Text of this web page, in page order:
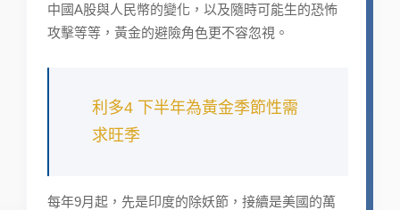
中國A股與人民幣的變化，以及隨時可能生的恐怖
攻擊等等，黃金的避險角色更不容忽視。
利多4 下半年為黃金季節性需
求旺季
每年9月起，先是印度的除妖節，接續是美國的萬